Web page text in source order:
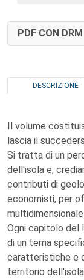
PDF CON DRM
DESCRIZIONE
Il volume
lascia il
Si tratta di un
dell'isola e,
contributi di
economisti, per
Ogni capitolo del
di un tema
caratteristiche e
territorio